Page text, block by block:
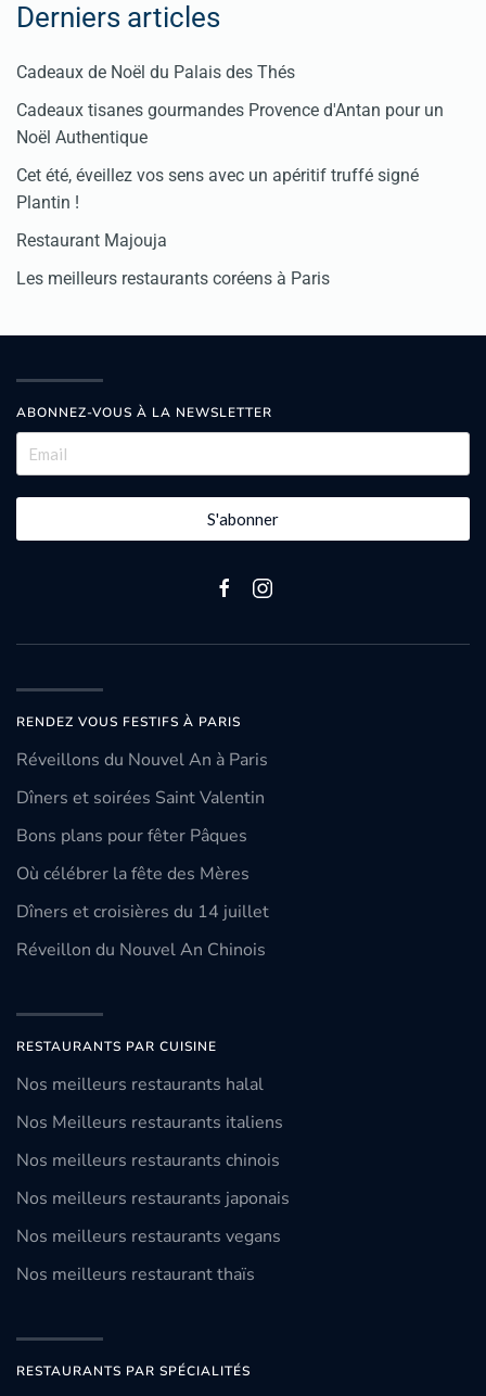
Derniers articles
Cadeaux de Noël du Palais des Thés
Cadeaux tisanes gourmandes Provence d'Antan pour un
Noël Authentique
Cet été, éveillez vos sens avec un apéritif truffé signé
Plantin !
Restaurant Majouja
Les meilleurs restaurants coréens à Paris
ABONNEZ-VOUS À LA NEWSLETTER
S'abonner
RENDEZ VOUS FESTIFS À PARIS
Réveillons du Nouvel An à Paris
Dîners et soirées Saint Valentin
Bons plans pour fêter Pâques
Où célébrer la fête des Mères
Dîners et croisières du 14 juillet
Réveillon du Nouvel An Chinois
RESTAURANTS PAR CUISINE
Nos meilleurs restaurants halal
Nos Meilleurs restaurants italiens
Nos meilleurs restaurants chinois
Nos meilleurs restaurants japonais
Nos meilleurs restaurants vegans
Nos meilleurs restaurant thaïs
RESTAURANTS PAR SPÉCIALITÉS